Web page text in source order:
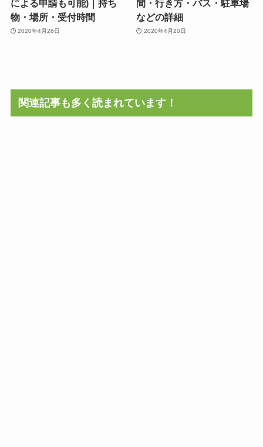
による申請も可能)｜持ち
物・場所・受付時間
2020年4月26日
間・行き方・バス・駐車場
などの詳細
2020年4月20日
関連記事も多く読まれています！